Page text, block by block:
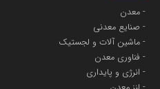
معدن
صنایع معدنی
ماشین آلات و لجستیک
فناوری معدن
انرژی و پایداری